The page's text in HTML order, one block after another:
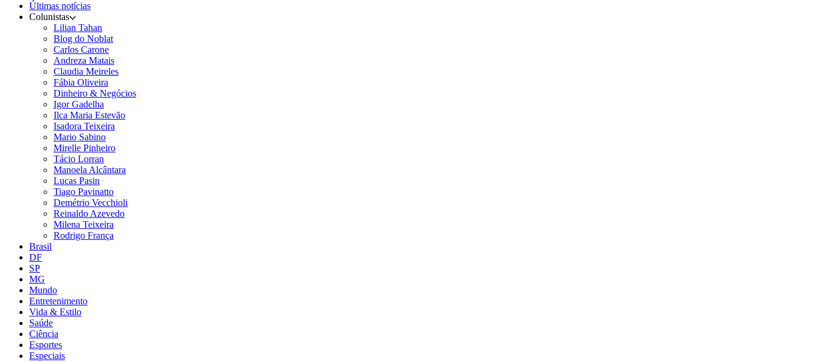
Últimas notícias
Colunistas
Lilian Tahan
Blog do Noblat
Carlos Carone
Andreza Matais
Claudia Meireles
Fábia Oliveira
Dinheiro & Negócios
Igor Gadelha
Ilca Maria Estevão
Isadora Teixeira
Mario Sabino
Mirelle Pinheiro
Tácio Lorran
Manoela Alcântara
Lucas Pasin
Tiago Pavinatto
Demétrio Vecchioli
Reinaldo Azevedo
Milena Teixeira
Rodrigo França
Brasil
DF
SP
MG
Mundo
Entretenimento
Vida & Estilo
Saúde
Ciência
Esportes
Especiais